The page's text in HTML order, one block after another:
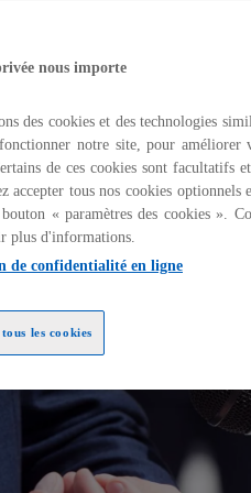
la double interview
Sobczak, Délégué
2022
nous importe
des cookies et des technologies
notre site, pour améliorer
de ces cookies sont facultatifs
accepter tous nos cookies
« paramètres des cookies ».
plus d'informations.
de confidentialité en ligne
les cookies